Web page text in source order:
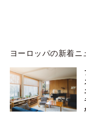
ヨーロッパの新着ニ